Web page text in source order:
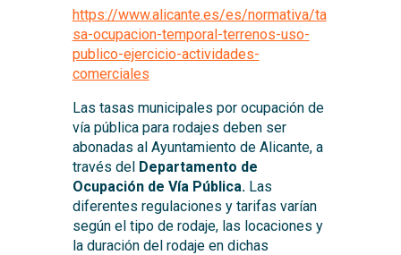
https://www.alicante.es/es/normativa/ta
sa-ocupacion-temporal-terrenos-uso-
publico-ejercicio-actividades-
comerciales
Las tasas municipales por ocupación de
vía pública para rodajes deben ser
abonadas al Ayuntamiento de Alicante, a
través del Departamento de
Ocupación de Vía Pública. Las
diferentes regulaciones y tarifas varían
según el tipo de rodaje, las locaciones y
la duración del rodaje en dichas